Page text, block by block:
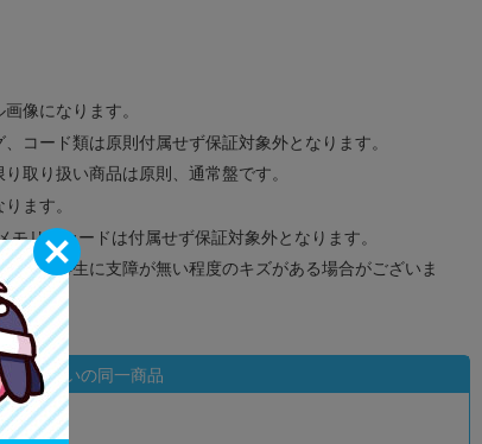
像になります。
コード類は原則付属せず保証対象外となります。
取り扱い商品は原則、通常盤です。
ます。
リーカードは付属せず保証対象外となります。
まして再生に支障が無い程度のキズがある場合がございま
状態違いの同一商品